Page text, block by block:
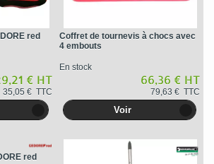
red
€ HT
35,05 € TTC
Coffret de tournevis à chocs avec
4 embouts
En stock
66,36 € HT
79,63 € TTC
Voir
red